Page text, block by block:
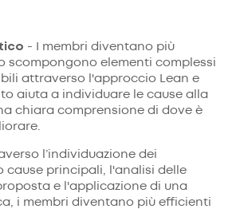
- I membri diventano più
scompongono elementi complessi
attraverso l'approccio Lean e
aiuta a individuare le cause alla
chiara comprensione di dove è
l’individuazione dei
cause principali, l'analisi delle
e l'applicazione di una
i membri diventano più efficienti